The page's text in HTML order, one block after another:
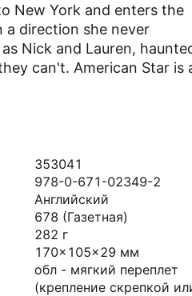
New York and enters the
direction she never
Nick and Lauren,
can't. American Star is
353041
978-0-671-02349-2
Английский
678 (Газетная)
282 г
170x105x29 мм
обл - мягкий переплет
(крепление скрепкой